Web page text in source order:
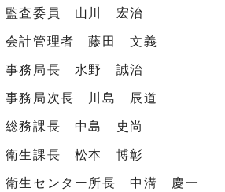
監査委員 山川 宏治
会計管理者 藤田 文義
事務局長 水野 誠治
事務局次長 川島 辰道
総務課長 中島 史尚
衛生課長 松本 博彰
衛生センター所長 中溝 慶一